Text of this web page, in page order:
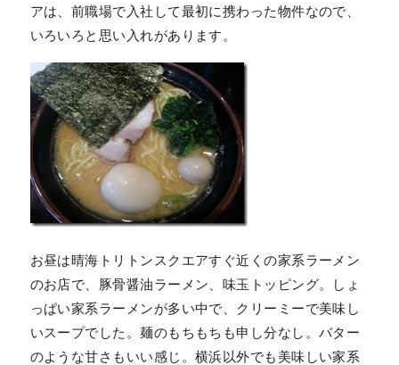
アは、前職場で入社して最初に携わった物件なので、
いろいろと思い入れがあります。
お昼は晴海トリトンスクエアすぐ近くの家系ラーメン
のお店で、豚骨醤油ラーメン、味玉トッピング。しょ
っぱい家系ラーメンが多い中で、クリーミーで美味し
いスープでした。麺のもちもちも申し分なし。バター
のような甘さもいい感じ。横浜以外でも美味しい家系